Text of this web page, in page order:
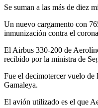
Se suman a las más de diez
Un nuevo cargamento con
inmunización contra el
El Airbus 330-200 de
recibido por la ministra de
Fue el decimotercer vuelo
Gamaleya.
El avión utilizado es el que